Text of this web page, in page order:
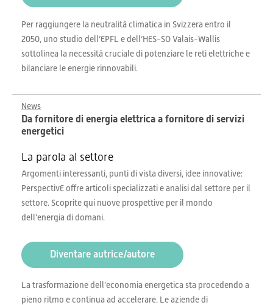
Per raggiungere la neutralità climatica in Svizzera entro il
2050, uno studio dell’EPFL e dell’HES-SO Valais-Wallis
sottolinea la necessità cruciale di potenziare le reti elettriche e
bilanciare le energie rinnovabili.
News
Da fornitore di energia elettrica a fornitore di servizi
energetici
La parola al settore
Argomenti interessanti, punti di vista diversi, idee innovative:
PerspectivE offre articoli specializzati e analisi dal settore per il
settore. Scoprite qui nuove prospettive per il mondo
dell’energia di domani.
Diventare autrice/autore
La trasformazione dell’economia energetica sta procedendo a
pieno ritmo e continua ad accelerare. Le aziende di